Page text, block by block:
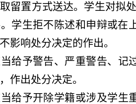
留置方式送达。学生对拟
学生拒不陈述和申辩或在
影响处分决定的作出。
当给予警告、严重警告、
作出处分决定。
当给予开除学籍或涉及学